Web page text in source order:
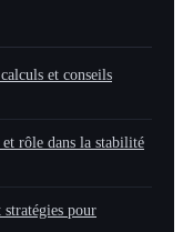
et conseils
rôle dans la stabilité
pour